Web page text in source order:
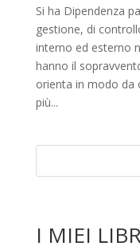
Si ha Dipendenza
gestione, di
interno ed esterno
hanno il
orienta in modo da
più...
I MIEI